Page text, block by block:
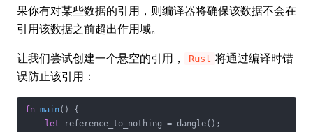
果你有对某些数据的引用，则编译器将确保该数据不会在
引用该数据之前超出作用域。
让我们尝试创建一个悬空的引用， Rust 将通过编译时错
误防止该引用：
fn main() {
let reference_to_nothing = dangle();